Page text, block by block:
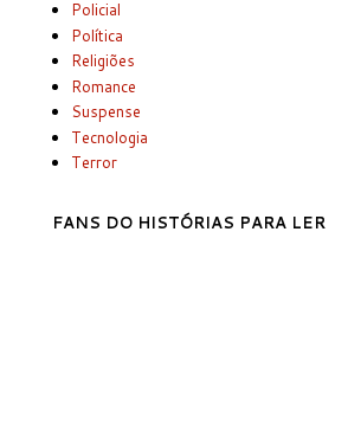
Policial
Política
Religiões
Romance
Suspense
Tecnologia
Terror
FANS DO HISTÓRIAS PARA LER